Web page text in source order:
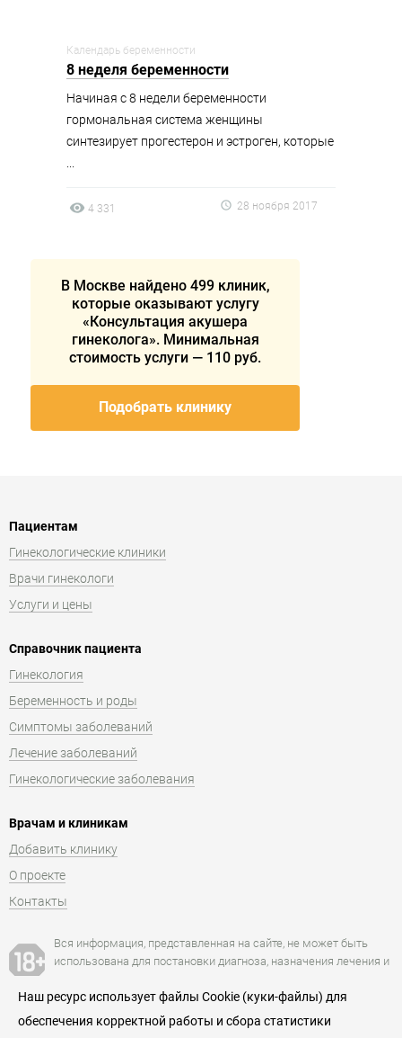
Календарь беременности
8 неделя беременности
Начиная с 8 недели беременности
гормональная система женщины
синтезирует прогестерон и эстроген, которые
4 331 28 ноября 2017
В Москве найдено 499 клиник,
которые оказывают услугу
«Консультация акушера
гинеколога». Минимальная
стоимость услуги — 110 руб.
Подобрать клинику
Пациентам
Гинекологические клиники
Врачи гинекологи
Услуги и цены
Справочник пациента
Гинекология
Беременность и роды
Симптомы заболеваний
Лечение заболеваний
Гинекологические заболевания
Врачам и клиникам
Добавить клинику
О проекте
Контакты
Вся информация, представленная на сайте, не может быть
использована для постановки диагноза, назначения лечения и
Есть противопоказания. Посоветуйтесь с врачом.
Наш ресурс использует файлы Cookie (куки-файлы) для
обеспечения корректной работы и сбора статистики